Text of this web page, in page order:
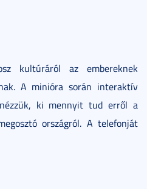
kultúráról az embereknek
A minióra során interaktív
ki mennyit tud erről a
országról. A telefonját